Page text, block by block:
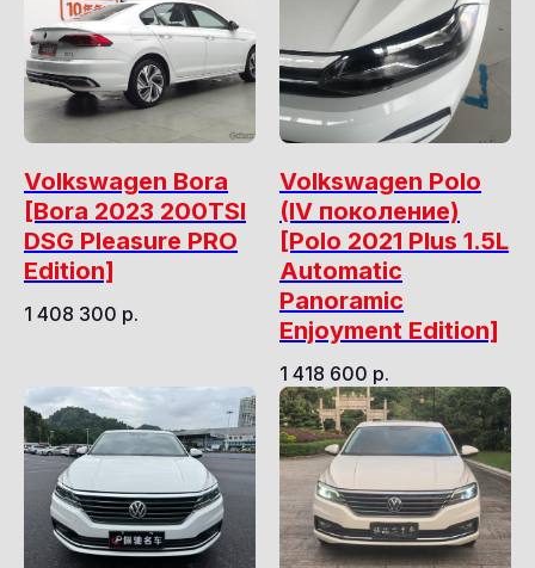
Volkswagen Bora
[Bora 2023 200TSI
DSG Pleasure PRO
Edition]
1 408 300 р.
Volkswagen Polo
(IV поколение)
[Polo 2021 Plus 1.5L
Automatic
Panoramic
Enjoyment Edition]
1 418 600 р.